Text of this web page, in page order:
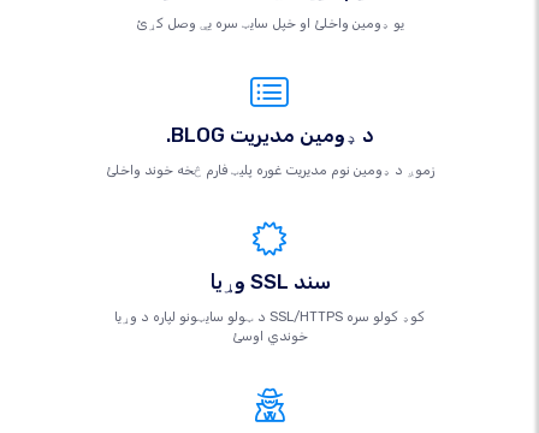
یو ډومین واخلئ او خپل سایټ سره یې وصل کړئ
.BLOG د ډومین مدیریت
زموږ د ډومین نوم مدیریت غوره پلیټ فارم څخه خوند واخلئ
وړیا SSL سند
د ټولو سایټونو لپاره د وړیا SSL/HTTPS کوډ کولو سره
خوندي اوسئ